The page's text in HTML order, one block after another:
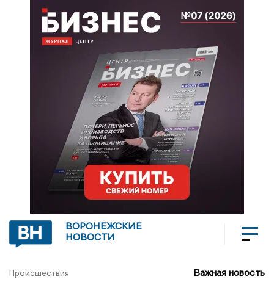
ВОРОНЕЖСКИЕ
НОВОСТИ
Происшествия Важная новость